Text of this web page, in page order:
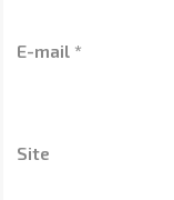
E-mail *
Site